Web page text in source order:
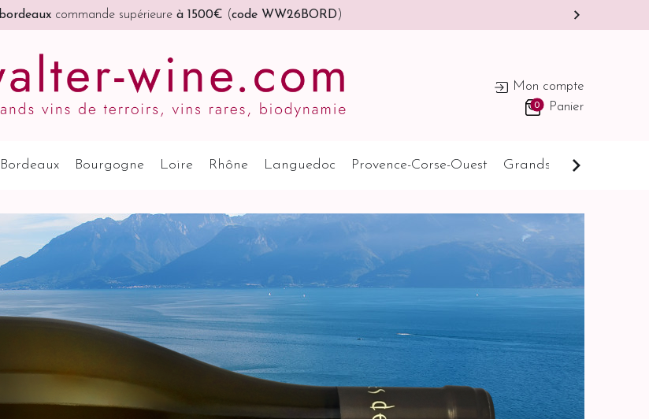
bordeauxcommande supérieure à 1500€ (code WW26BORD )
Mon compte
Panier
0
Bordeaux Bourgogne Loire Rhône Languedoc Provence-Corse-Ouest Grands Pays